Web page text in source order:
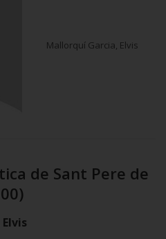
Mallorquí Garcia, Elvis
de Sant Pere de